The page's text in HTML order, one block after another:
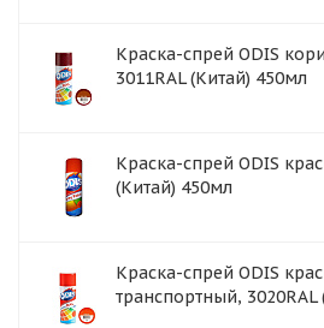
Краска-спрей ODIS
3011RAL (Китай) 450мл
Краска-спрей ODIS
(Китай) 450мл
Краска-спрей ODIS
транспортный, 3020RAL